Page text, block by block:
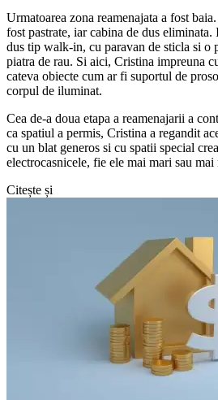
Urmatoarea zona reamenajata a fost
fost pastrate, iar cabina de dus
dus tip walk-in, cu paravan de sticla si o
piatra de rau. Si aici, Cristina impreuna
cateva obiecte cum ar fi suportul de
corpul de iluminat.
Cea de-a doua etapa a reamenajarii a
ca spatiul a permis, Cristina a regandit
cu un blat generos si cu spatii special
electrocasnicele, fie ele mai mari sau mai
Citește și